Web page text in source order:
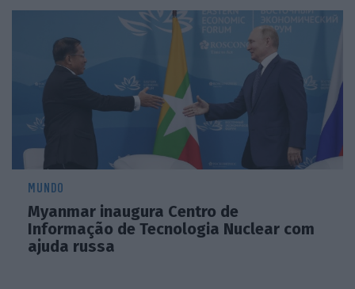
MUNDO
Myanmar inaugura Centro de
Informação de Tecnologia Nuclear com
ajuda russa